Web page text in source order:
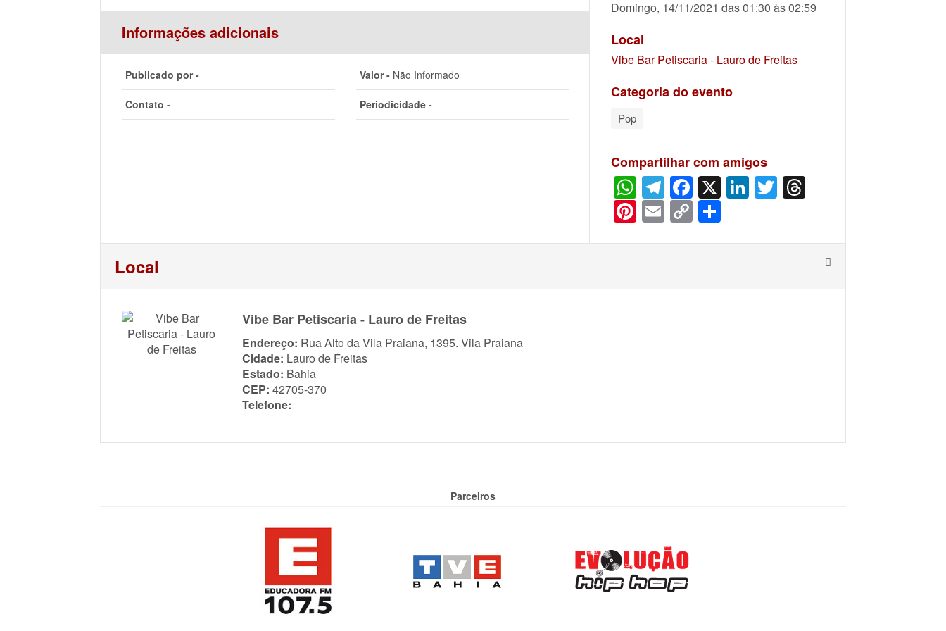
Informações adicionais
Publicado por - Valor -Não Informado
Contato - Periodicidade -
Domingo, 14/11/2021 das 01:30 às 02:59
Local
Vibe Bar Petiscaria - Lauro de Freitas
Categoria do evento
Pop
Compartilhar com amigos
WhatsApp
Telegram
Facebook
X LinkedIn
Twitter
Pinterest
Email
Copy
Link
Local
Vibe Bar Petiscaria - Lauro de Freitas
Endereço: Rua Alto da Vila Praiana, 1395. Vila Praiana
Cidade: Lauro de Freitas
Estado: Bahia
CEP: 42705-370
Telefone:
Parceiros